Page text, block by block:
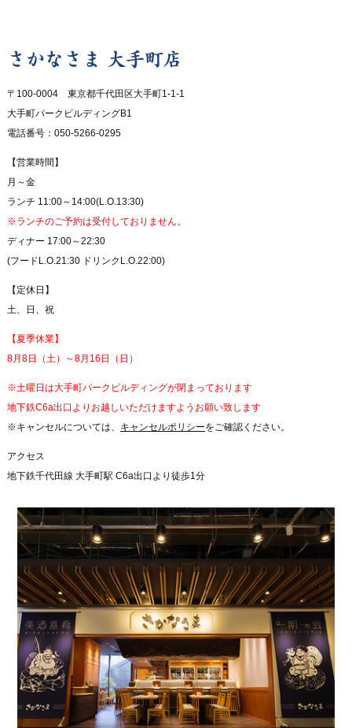
さかなさま 大手町店
〒100-0004 東京都千代田区大手町1-1-1
大手町パークビルディングB1
電話番号：050-5266-0295
【営業時間】
月～金
ランチ 11:00～14:00(L.O.13:30)
※ランチのご予約は受付しておりません。
ディナー 17:00～22:30
(フードL.O.21:30 ドリンクL.O.22:00)
【定休日】
土、日、祝
【夏季休業】
8月8日（土）～8月16日（日）
※土曜日は大手町パークビルディングが閉まっております
地下鉄C6a出口よりお越しいただけますようお願い致します
※キャンセルについては、 キャンセルポリシーをご確認ください。
アクセス
地下鉄千代田線 大手町駅 C6a出口より徒歩1分